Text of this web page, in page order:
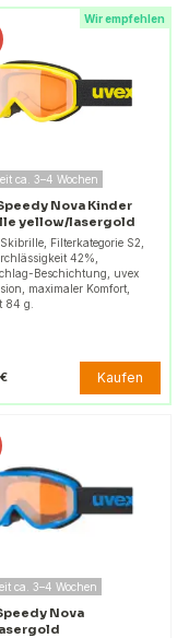
Wir empfehlen
ca. 3–4 Wochen
Nova Kinder
yellow/lasergold
Filterkategorie S2,
42%,
Beschichtung, uvex
maximaler Komfort,
84 g.
Kaufen
ca. 3–4 Wochen
Nova